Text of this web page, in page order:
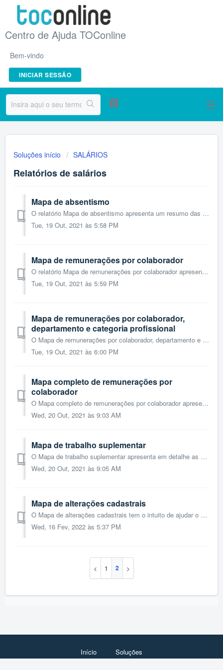
Centro de Ajuda TOConline
Bem-vindo
INICIAR SESSÃO
Soluções início SALÁRIOS
Relatórios de salários
Mapa de absentismo
O relatório Mapa de absentismo apresenta um resumo das faltas introduzidas no processamento, por funcionário e detalhes da falta, para um determinado períod...
Tue, 19 Out, 2021 às 5:58 PM
Mapa de remunerações por colaborador
O relatório Mapa de remunerações por colaborador apresenta um resumo do vencimento bruto e data de admissão por funcionário para um determinado ano de análi...
Tue, 19 Out, 2021 às 5:59 PM
Mapa de remunerações por colaborador,
departamento e categoria profissional
O Mapa de remunerações por colaborador, departamento e categoria profissional apresenta um resumo do vencimento bruto e data de admissão por funcionário, de...
Tue, 19 Out, 2021 às 6:00 PM
Mapa completo de remunerações por
colaborador
O Mapa completo de remunerações por colaborador apresenta um resumo do processamento realizado por funcionário para um determinado mês de análise. Para...
Wed, 20 Out, 2021 às 9:03 AM
Mapa de trabalho suplementar
O Mapa de trabalho suplementar apresenta em detalhe as horas de trabalho suplementares processados por colaborador para um determinado mês de análise. P...
Wed, 20 Out, 2021 às 9:05 AM
Mapa de alterações cadastrais
O Mapa de alterações cadastrais tem o intuito de ajudar o contabilista e o empresário, a verificar de forma rápida as alterações cadastrais que decorreram a...
Wed, 16 Fev, 2022 às 5:37 PM
1 2
Início Soluções